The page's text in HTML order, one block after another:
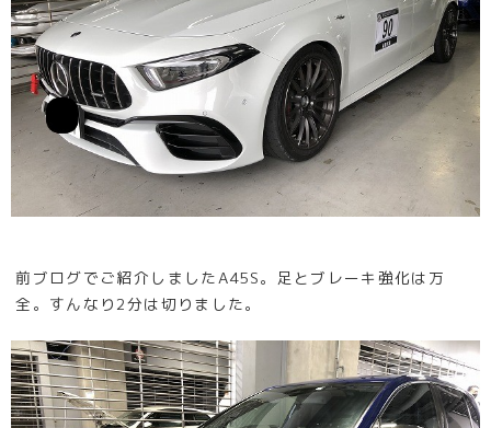
前ブログでご紹介しましたA45S。足とブレーキ強化は万
全。すんなり2分は切りました。